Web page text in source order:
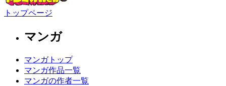
トップページ
マンガ
マンガトップ
マンガ作品一覧
マンガの作者一覧